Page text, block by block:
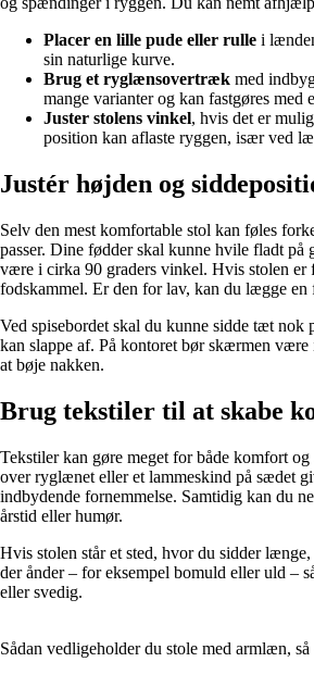
Placer en lille pude eller rulle i
sin naturlige kurve.
Brug et ryglænsovertræk med
mange varianter og kan fastgøres med
Juster stolens vinkel, hvis det er
position kan aflaste ryggen, især ved
Justér højden og
Selv den mest komfortable stol kan føles
passer. Dine fødder skal kunne hvile fladt på
være i cirka 90 graders vinkel. Hvis stolen er
fodskammel. Er den for lav, kan du lægge en
Ved spisebordet skal du kunne sidde tæt nok
kan slappe af. På kontoret bør skærmen være
at bøje nakken.
Brug tekstiler til at skabe
Tekstiler kan gøre meget for både komfort
over ryglænet eller et lammeskind på sædet
indbydende fornemmelse. Samtidig kan du
årstid eller humør.
Hvis stolen står et sted, hvor du sidder
der ånder – for eksempel bomuld eller uld –
eller svedig.
Sådan vedligeholder du stole med armlæn,